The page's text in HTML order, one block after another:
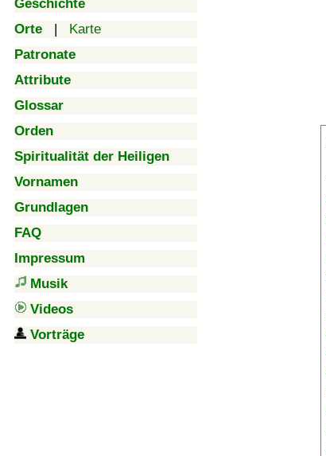
Geschichte
Orte | Karte
Patronate
Attribute
Glossar
Orden
Spiritualität der Heiligen
Vornamen
Grundlagen
FAQ
Impressum
Musik
Videos
Vorträge